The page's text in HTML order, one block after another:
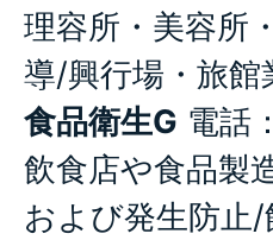
理容所・美容所
導/興行場・旅館
食品衛生G 電話
飲食店や食品製
および発生防止